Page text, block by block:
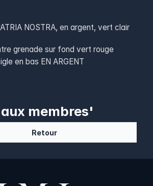
NOSTRA, en argent, vert clair
grenade sur fond vert rouge
en bas EN ARGENT
membres'
Retour